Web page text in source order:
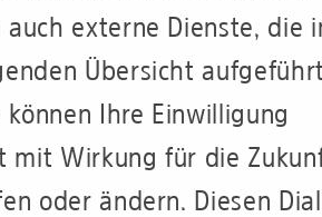
auch externe Dienste, die
Übersicht
können Ihre Einwilligung
mit Wirkung für die
oder ändern. Diesen